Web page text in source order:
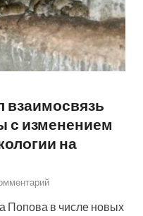
взаимосвязь
с изменением
на
Попова в числе новых